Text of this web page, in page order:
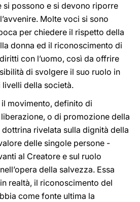
si possono e si devono riporre
Molte voci si sono
per chiedere il rispetto della
donna ed il riconoscimento di
con l’uomo, così da offrire
di svolgere il suo ruolo in
della società.
movimento, definito di
o di promozione della
rivelata sulla dignità della
delle singole persone -
al Creatore e sul ruolo
della salvezza. Essa
realtà, il riconoscimento del
come fonte ultima la